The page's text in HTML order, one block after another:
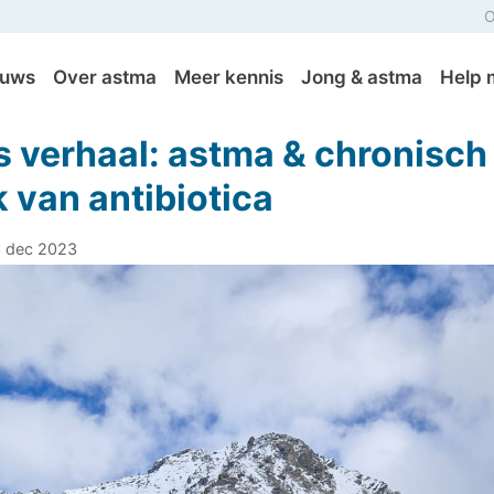
Over astma Meer kennis Jong & astma Help
verhaal: astma & chronisch
van antibiotica
dec 2023